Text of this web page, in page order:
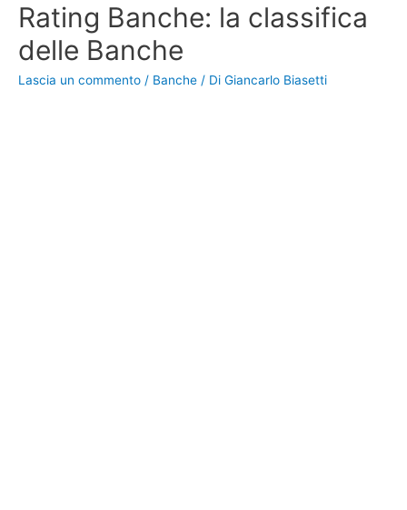
Rating Banche: la classifica
delle Banche
Lascia un commento / Banche / Di Giancarlo Biasetti